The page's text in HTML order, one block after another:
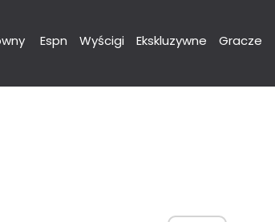
Espn Wyścigi Ekskluzywne Gracze